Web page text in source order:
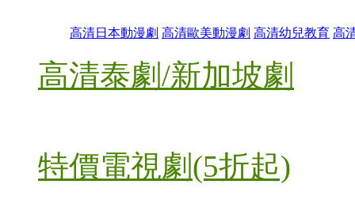
高清日本動漫劇 高清歐美動漫劇 高清幼兒教育 高
高清泰劇/新加坡劇
特價電視劇(5折起)